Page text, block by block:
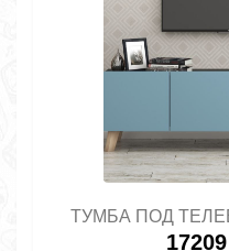
ТУМБА ПОД
17209